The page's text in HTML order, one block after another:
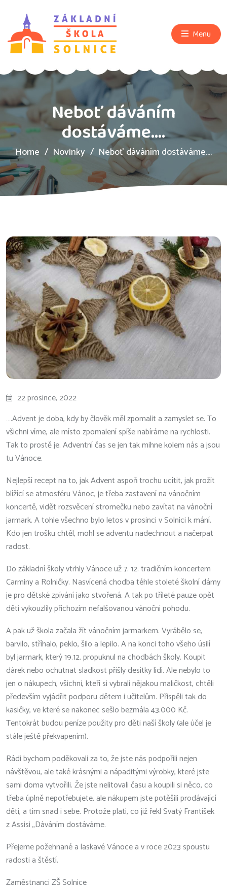
Menu
Neboť dáváním
dostáváme….
Home Novinky Neboť dáváním dostáváme….
22 prosince, 2022
….Advent je doba, kdy by člověk měl zpomalit a zamyslet se. To
všichni víme, ale místo zpomalení spíše nabíráme na rychlosti.
Tak to prostě je. Adventní čas se jen tak mihne kolem nás a jsou
tu Vánoce.
Nejlepší recept na to, jak Advent aspoň trochu ucítit, jak prožít
blížící se atmosféru Vánoc, je třeba zastavení na vánočním
koncertě, vidět rozsvěcení stromečku nebo zavítat na vánoční
jarmark. A tohle všechno bylo letos v prosinci v Solnici k mání.
Kdo jen trošku chtěl, mohl se adventu nadechnout a načerpat
radost.
Do základní školy vtrhly Vánoce už 7. 12. tradičním koncertem
Carminy a Rolničky. Nasvícená chodba téhle stoleté školní dámy
je pro dětské zpívání jako stvořená. A tak po tříleté pauze opět
děti vykouzlily příchozím nefalšovanou vánoční pohodu.
A pak už škola začala žít vánočním jarmarkem. Vyrábělo se,
barvilo, stříhalo, peklo, šilo a lepilo. A na konci toho všeho úsilí
byl jarmark, který 19.12. propuknul na chodbách školy. Koupit
dárek nebo ochutnat sladkost přišly desítky lidí. Ale nebylo to
jen o nákupech, všichni, kteří si vybrali nějakou maličkost, chtěli
především vyjádřit podporu dětem i učitelům. Přispěli tak do
kasičky, ve které se nakonec sešlo bezmála 43.000 Kč.
Tentokrát budou peníze použity pro děti naší školy (ale účel je
stále ještě překvapením).
Rádi bychom poděkovali za to, že jste nás podpořili nejen
návštěvou, ale také krásnými a nápaditými výrobky, které jste
sami doma vytvořili. Že jste nelitovali času a koupili si něco, co
třeba úplně nepotřebujete, ale nákupem jste potěšili prodávající
děti, a tím snad i sebe. Protože platí, co již řekl Svatý František
z Assisi „Dáváním dostáváme.
Přejeme požehnané a laskavé Vánoce a v roce 2023 spoustu
radosti a štěstí.
Zaměstnanci ZŠ Solnice